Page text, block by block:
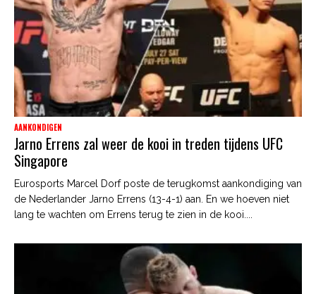
AANKONDIGEN
Jarno Errens zal weer de kooi in treden tijdens UFC
Singapore
Eurosports Marcel Dorf poste de terugkomst aankondiging van
de Nederlander Jarno Errens (13-4-1) aan. En we hoeven niet
lang te wachten om Errens terug te zien in de kooi....